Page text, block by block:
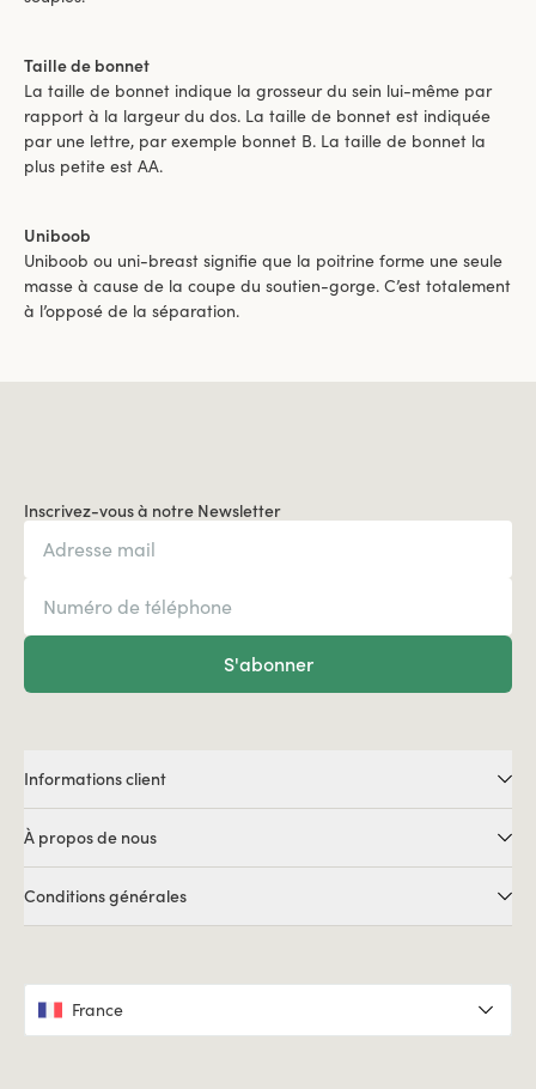
Taille de bonnet
La taille de bonnet indique la grosseur du sein lui-même par
rapport à la largeur du dos. La taille de bonnet est indiquée
par une lettre, par exemple bonnet B. La taille de bonnet la
plus petite est AA.
Uniboob
Uniboob ou uni-breast signifie que la poitrine forme une seule
masse à cause de la coupe du soutien-gorge. C’est totalement
à l’opposé de la séparation.
Inscrivez-vous à notre Newsletter
S'abonner
Informations client
À propos de nous
Conditions générales
France